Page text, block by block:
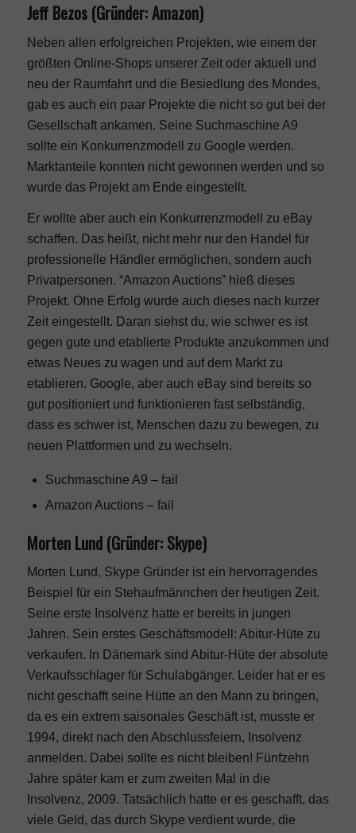
Jeff Bezos (Gründer: Amazon)
Neben allen erfolgreichen Projekten, wie einem der
größten Online-Shops unserer Zeit oder aktuell und
neu der Raumfahrt und die Besiedlung des Mondes,
gab es auch ein paar Projekte die nicht so gut bei der
Gesellschaft ankamen. Seine Suchmaschine A9
sollte ein Konkurrenzmodell zu Google werden.
Marktanteile konnten nicht gewonnen werden und so
wurde das Projekt am Ende eingestellt.
Er wollte aber auch ein Konkurrenzmodell zu eBay
schaffen. Das heißt, nicht mehr nur den Handel für
professionelle Händler ermöglichen, sondern auch
Privatpersonen. “Amazon Auctions” hieß dieses
Projekt. Ohne Erfolg wurde auch dieses nach kurzer
Zeit eingestellt. Daran siehst du, wie schwer es ist
gegen gute und etablierte Produkte anzukommen und
etwas Neues zu wagen und auf dem Markt zu
etablieren. Google, aber auch eBay sind bereits so
gut positioniert und funktionieren fast selbständig,
dass es schwer ist, Menschen dazu zu bewegen, zu
neuen Plattformen und zu wechseln.
Suchmaschine A9 – fail
Amazon Auctions – fail
Morten Lund (Gründer: Skype)
Morten Lund, Skype Gründer ist ein hervorragendes
Beispiel für ein Stehaufmännchen der heutigen Zeit.
Seine erste Insolvenz hatte er bereits in jungen
Jahren. Sein erstes Geschäftsmodell: Abitur-Hüte zu
verkaufen. In Dänemark sind Abitur-Hüte der absolute
Verkaufsschlager für Schulabgänger. Leider hat er es
nicht geschafft seine Hütte an den Mann zu bringen,
da es ein extrem saisonales Geschäft ist, musste er
1994, direkt nach den Abschlussfeiern, Insolvenz
anmelden. Dabei sollte es nicht bleiben! Fünfzehn
Jahre später kam er zum zweiten Mal in die
Insolvenz, 2009. Tatsächlich hatte er es geschafft, das
viele Geld, das durch Skype verdient wurde, die